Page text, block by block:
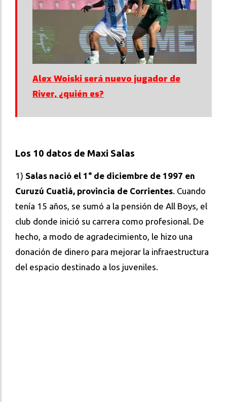
Alex Woiski será nuevo jugador de
River, ¿quién es?
Los 10 datos de Maxi Salas
1) Salas nació el 1° de diciembre de 1997 en
Curuzú Cuatiá, provincia de Corrientes . Cuando
tenía 15 años, se sumó a la pensión de All Boys, el
club donde inició su carrera como profesional. De
hecho, a modo de agradecimiento, le hizo una
donación de dinero para mejorar la infraestructura
del espacio destinado a los juveniles.